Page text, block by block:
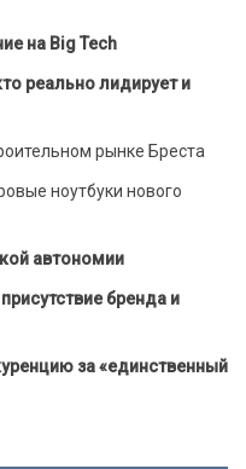
на Big Tech
реально лидирует и
рынке Бреста
ноутбуки нового
автономии
бренда и
за «единственный